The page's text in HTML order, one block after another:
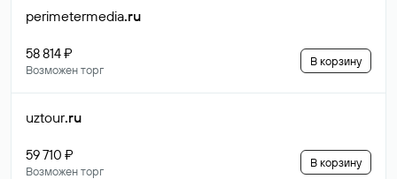
perimetermedia.ru
58 814 ₽
Возможен торг
В корзину
uztour.ru
59 710 ₽
Возможен торг
В корзину